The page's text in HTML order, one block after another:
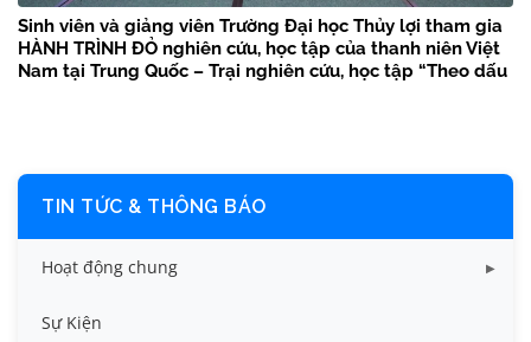
Sinh viên và giảng viên Trường Đại học Thủy lợi tham gia
HÀNH TRÌNH ĐỎ nghiên cứu, học tập của thanh niên Việt
Nam tại Trung Quốc – Trại nghiên cứu, học tập “Theo dấu
TIN TỨC & THÔNG BÁO
Hoạt động chung
Tin công tác sinh viên
Sự Kiện